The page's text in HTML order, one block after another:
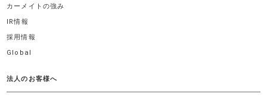
カーメイトの強み
IR情報
採用情報
Global
法人のお客様へ